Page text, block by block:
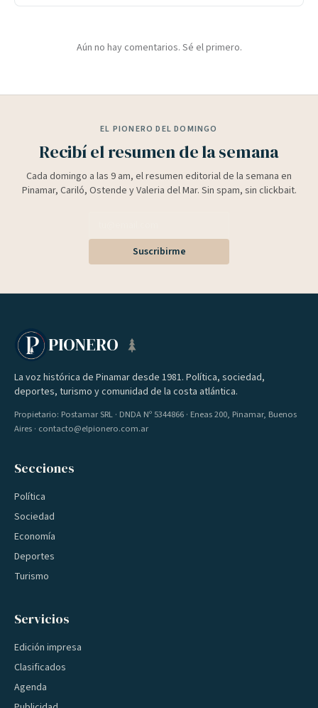
Aún no hay comentarios. Sé el primero.
EL PIONERO DEL DOMINGO
Recibí el resumen de la semana
Cada domingo a las 9 am, el resumen editorial de la semana en
Pinamar, Cariló, Ostende y Valeria del Mar. Sin spam, sin clickbait.
Suscribirme
PIONERO
La voz histórica de Pinamar desde 1981. Política, sociedad,
deportes, turismo y comunidad de la costa atlántica.
Propietario: Postamar SRL · DNDA Nº 5344866 · Eneas 200, Pinamar, Buenos
Aires · contacto@elpionero.com.ar
Secciones
Política
Sociedad
Economía
Deportes
Turismo
Servicios
Edición impresa
Clasificados
Agenda